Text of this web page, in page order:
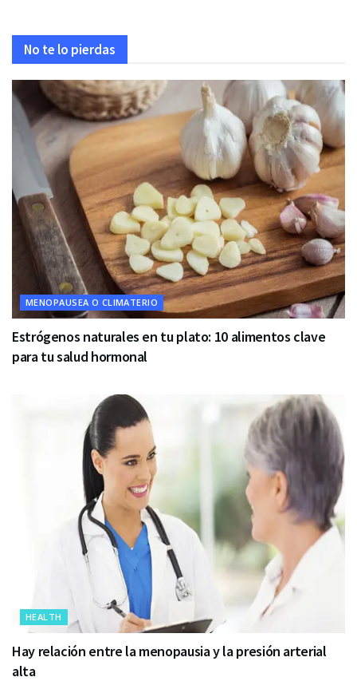
No te lo pierdas
MENOPAUSEA O CLIMATERIO
Estrógenos naturales en tu plato: 10 alimentos clave
para tu salud hormonal
HEALTH
Hay relación entre la menopausia y la presión arterial
alta